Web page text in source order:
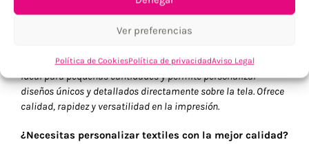
Ver preferencias
Política de CookiesPolítica de privacidadAviso Legal
Calidad premium en pequeñas y medianas
de impresión digital a todo color para prendas y textiles. Es
ideal para pequeñas cantidades y permite personalizar
diseños únicos y detallados directamente sobre la tela. Ofrece
calidad, rapidez y versatilidad en la impresión.
¿Necesitas personalizar textiles con la mejor calidad?